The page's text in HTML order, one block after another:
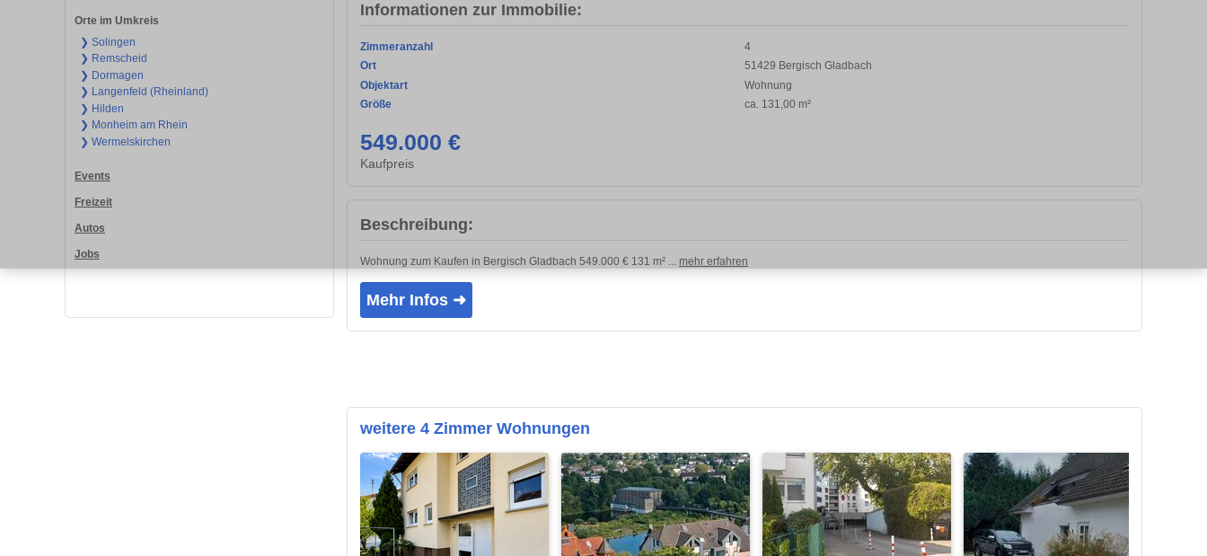
Orte im Umkreis
❯ Solingen
❯ Remscheid
❯ Dormagen
❯ Langenfeld (Rheinland)
❯ Hilden
❯ Monheim am Rhein
❯ Wermelskirchen
Events
Freizeit
Autos
Jobs
Informationen zur Immobilie:
Zimmeranzahl
4
Ort
51429 Bergisch Gladbach
Objektart
Wohnung
Größe
ca. 131,00 m²
549.000 €
Kaufpreis
Beschreibung:
Wohnung zum Kaufen in Bergisch Gladbach 549.000 € 131 m² ... mehr erfahren
Mehr Infos ➜
weitere 4 Zimmer Wohnungen